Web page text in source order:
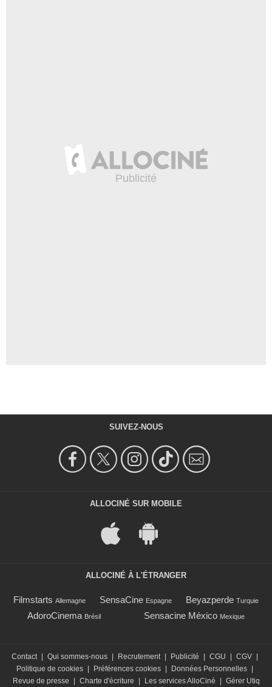
SUIVEZ-NOUS
ALLOCINÉ SUR MOBILE
ALLOCINÉ À L'ÉTRANGER
Filmstarts Allemagne SensaCine Espagne Beyazperde Turquie
AdoroCinema Brésil Sensacine México Mexique
Contact Qui sommes-nous Recrutement Publicité CGU CGV
Politique de cookies
Préférences cookies Données Personnelles
Revue de presse
Charte d'écriture Les services AlloCiné Gérer Utiq